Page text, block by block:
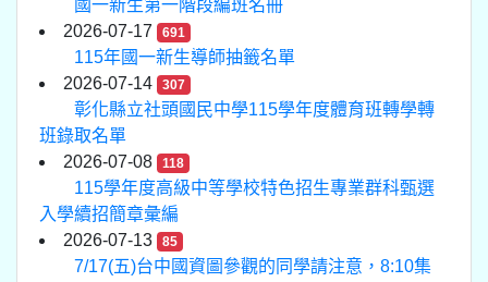
國一新生第一階段編班名冊
2026-07-17
691
115年國一新生導師抽籤名單
2026-07-14
307
彰化縣立社頭國民中學115學年度體育班轉學轉
班錄取名單
2026-07-08
118
115學年度高級中等學校特色招生專業群科甄選
入學續招簡章彙編
2026-07-13
85
7/17(五)台中國資圖參觀的同學請注意，8:10集